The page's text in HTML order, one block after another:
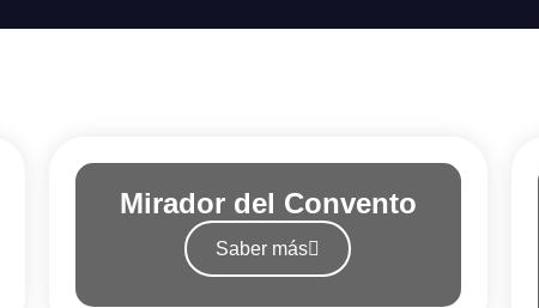
Mirador del Convento
Saber más